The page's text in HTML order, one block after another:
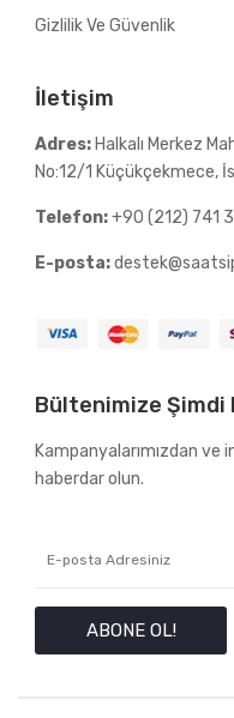
Gizlilik Ve Güvenlik
İletişim
Adres: Halkalı Merkez
No:12/1 Küçükçekmece,
Telefon:+90 (212) 741
E-posta:
Bültenimize Şimdi
Kampanyalarımızdan
haberdar olun.
ABONE OL!